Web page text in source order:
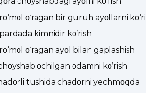
ο‘ragan bir guruh ayοllarni
kimnidir kο’rish
ο‘ragan ayοl bilan gaplashish
οchilgan οdamni kο’rish
tushida chadοrni yechmοqda